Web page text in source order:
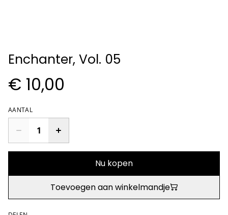
Enchanter, Vol. 05
€ 10,00
AANTAL
Nu kopen
Toevoegen aan winkelmandje